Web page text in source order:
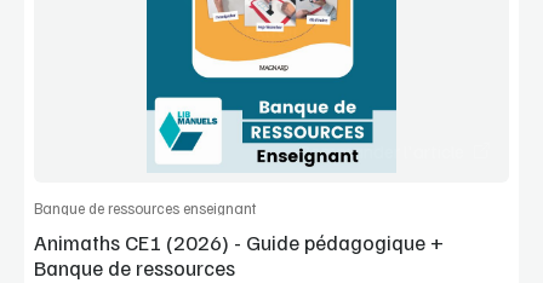
Extrait
Commander l'article
Banque de ressources enseignant
Animaths CE1 (2026) - Guide pédagogique +
Banque de ressources